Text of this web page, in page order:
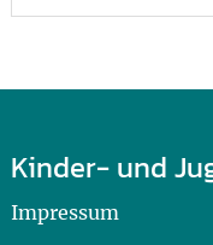
Kinder- und
Impressum